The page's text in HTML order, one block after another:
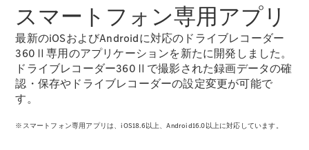
EQS SUV
GLA
GLB
GLC
GLC Coupé
GLE
Mercedes-
スマートフォン専用アプリ
最新のiOSおよびAndroidに対応のドライブレコーダー
360Ⅱ専用のアプリケーションを新たに開発しました。
ドライブレコーダー360Ⅱで撮影された録画データの確
認・保存やドライブレコーダーの設定変更が可能で
す。
※スマートフォン専用アプリは、iOS18.6以上、Android16.0以上に対応しています。